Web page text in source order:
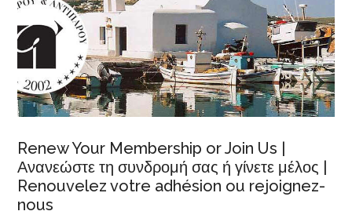
Renew Your Membership or Join Us |
Ανανεώστε τη συνδρομή σας ή γίνετε μέλος |
Renouvelez votre adhésion ou rejoignez-
nous